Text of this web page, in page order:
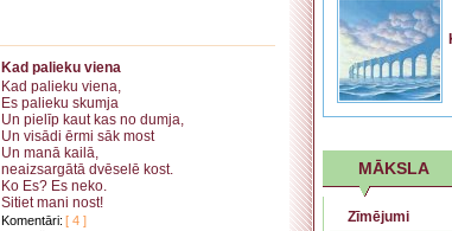
Kad palieku viena
Kad palieku viena,
Es palieku skumja
Un pielīp kaut kas no dumja,
Un visādi ērmi sāk most
Un manā kailā,
neaizsargātā dvēselē kost.
Ko Es? Es neko.
Sitiet mani nost!
Komentāri: [ 4 ]
MĀKSLA
Zīmējumi